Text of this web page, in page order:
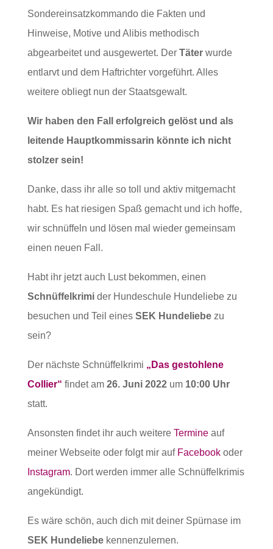
Sondereinsatzkommando die Fakten und
Hinweise, Motive und Alibis methodisch
abgearbeitet und ausgewertet. Der Täterwurde
entlarvt und dem Haftrichter vorgeführt. Alles
weitere obliegt nun der Staatsgewalt.
Wir haben den Fall erfolgreich gelöst und als
leitende Hauptkommissarin könnte ich nicht
stolzer sein!
Danke, dass ihr alle so toll und aktiv mitgemacht
habt. Es hat riesigen Spaß gemacht und ich hoffe,
wir schnüffeln und lösen mal wieder gemeinsam
einen neuen Fall.
Habt ihr jetzt auch Lust bekommen, einen
Schnüffelkrimider Hundeschule Hundeliebe zu
besuchen und Teil eines SEK Hundeliebezu
sein?
Der nächste Schnüffelkrimi „Das gestohlene
Collier“ findet am 26. Juni 2022um 10:00 Uhr
statt.
Ansonsten findet ihr auch weitere Termineauf
meiner Webseite oder folgt mir auf Facebookoder
Instagram. Dort werden immer alle Schnüffelkrimis
angekündigt.
Es wäre schön, auch dich mit deiner Spürnase im
SEK Hundeliebekennenzulernen.